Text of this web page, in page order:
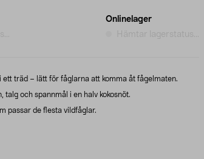
Onlinelager
Hämtar lagerstatus...
ett träd – lätt för fåglarna att komma åt fågelmaten.
talg och spannmål i en halv kokosnöt.
passar de flesta vildfåglar.